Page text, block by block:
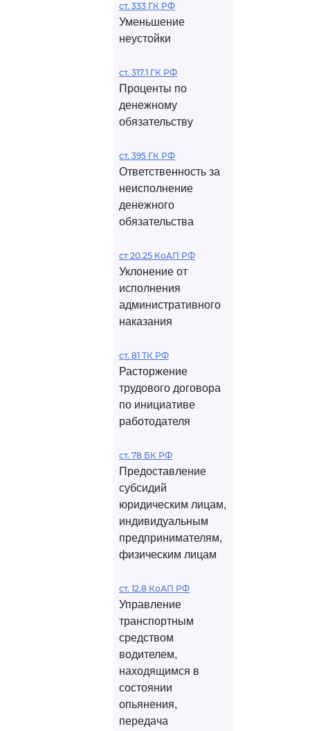
ст. 333 ГК РФ
Уменьшение
неустойки
ст. 317.1 ГК РФ
Проценты по
денежному
обязательству
ст. 395 ГК РФ
Ответственность за
неисполнение
денежного
обязательства
ст 20.25 КоАП РФ
Уклонение от
исполнения
административного
наказания
ст. 81 ТК РФ
Расторжение
трудового договора
по инициативе
работодателя
ст. 78 БК РФ
Предоставление
субсидий
юридическим лицам,
индивидуальным
предпринимателям,
физическим лицам
ст. 12.8 КоАП РФ
Управление
транспортным
средством
водителем,
находящимся в
состоянии
опьянения,
передача